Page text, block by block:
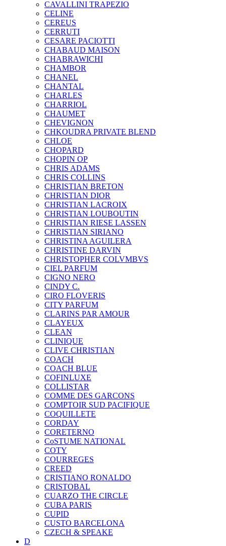
CAVALLINI TRAPEZIO
CELINE
CEREUS
CERRUTI
CESARE PACIOTTI
CHABAUD MAISON
CHABRAWICHI
CHAMBOR
CHANEL
CHANTAL
CHARLES
CHARRIOL
CHAUMET
CHEVIGNON
CHKOUDRA PRIVATE BLEND
CHLOE
CHOPARD
CHOPIN OP
CHRIS ADAMS
CHRIS COLLINS
CHRISTIAN BRETON
CHRISTIAN DIOR
CHRISTIAN LACROIX
CHRISTIAN LOUBOUTIN
CHRISTIAN RIESE LASSEN
CHRISTIAN SIRIANO
CHRISTINA AGUILERA
CHRISTINE DARVIN
CHRISTOPHER COLVMBVS
CIEL PARFUM
CIGNO NERO
CINDY C.
CIRO FLOVERIS
CITY PARFUM
CLARINS PAR AMOUR
CLAYEUX
CLEAN
CLINIQUE
CLIVE CHRISTIAN
COACH
COACH BLUE
COFINLUXE
COLLISTAR
COMME DES GARCONS
COMPTOIR SUD PACIFIQUE
COQUILLETE
CORDAY
CORETERNO
CoSTUME NATIONAL
COTY
COURREGES
CREED
CRISTIANO RONALDO
CRISTOBAL
CUARZO THE CIRCLE
CUBA PARIS
CUPID
CUSTO BARCELONA
CZECH & SPEAKE
D